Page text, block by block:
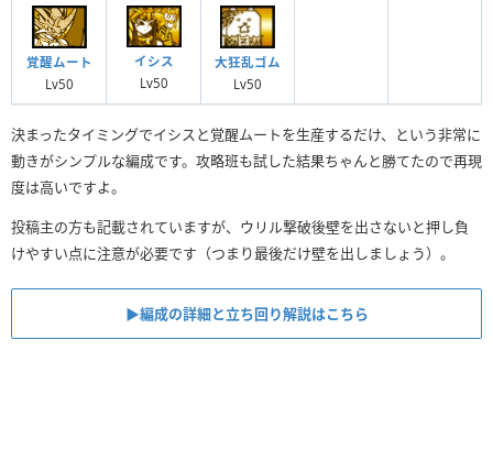
覚醒ムート
Lv50
イシス
Lv50
大狂乱ゴム
Lv50
決まったタイミングでイシスと覚醒ムートを生産するだけ、という非常に
動きがシンプルな編成です。攻略班も試した結果ちゃんと勝てたので再現
度は高いですよ。
投稿主の方も記載されていますが、ウリル撃破後壁を出さないと押し負
けやすい点に注意が必要です（つまり最後だけ壁を出しましょう）。
▶︎編成の詳細と立ち回り解説はこちら